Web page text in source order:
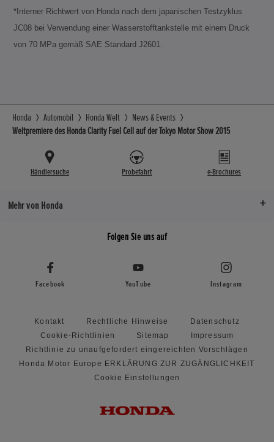
*Interner Richtwert von Honda nach dem japanischen Testzyklus
JC08 bei Verwendung einer Wasserstofftankstelle mit einem Druck
von 70 MPa gemäß SAE Standard J2601.
Honda Automobil Honda Welt
News & Events
Weltpremiere des Honda Clarity Fuel Cell auf der Tokyo Motor Show 2015
Händlersuche Probefahrt e-Brochures
Mehr von Honda
Folgen Sie uns auf
Facebook YouTube Instagram
Kontakt Rechtliche Hinweise
Datenschutz
Cookie-Richtlinien
Sitemap
Impressum
Richtlinie zu unaufgefordert eingereichten Vorschlägen
Honda Motor Europe ERKLÄRUNG ZUR ZUGÄNGLICHKEIT
Cookie Einstellungen